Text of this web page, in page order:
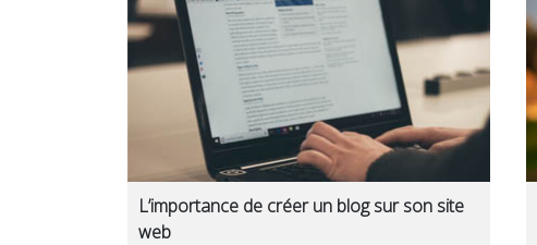
L’importance de créer un blog sur son site
web